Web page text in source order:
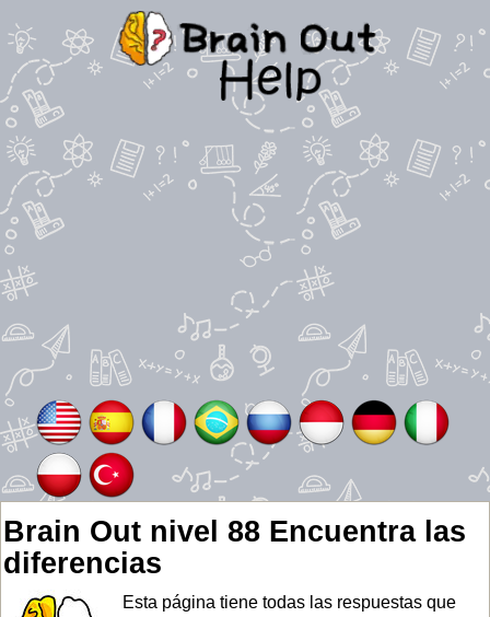
Brain Out nivel 88 Encuentra las
diferencias
Esta página tiene todas las respuestas que